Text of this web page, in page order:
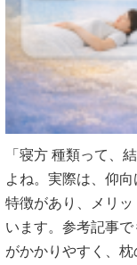
「寝方 種類って、
よね。実際は、仰
特徴があり、メリ
います。参考記事
がかかりやすく、